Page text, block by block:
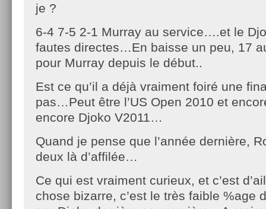
je ?
6-4 7-5 2-1 Murray au service….et le
fautes directes…En baisse un peu, 17
pour Murray depuis le début..
Est ce qu’il a déjà vraiment foiré une
pas…Peut être l’US Open 2010 et
encore Djoko V2011…
Quand je pense que l’année dernière,
deux là d’affilée…
Ce qui est vraiment curieux, et c’est
chose bizarre, c’est le très faible %age